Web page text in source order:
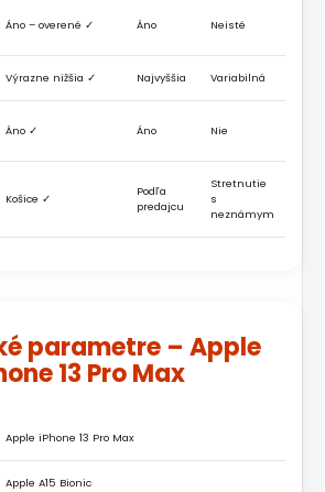
Áno – overené ✓ Áno Neisté
Výrazne nižšia ✓ Najvyššia Variabilná
Áno ✓ Áno Nie
Košice ✓
Podľa
predajcu
Stretnutie
s
neznámym
parametre – Apple
13 Pro Max
Apple iPhone 13 Pro Max
Apple A15 Bionic